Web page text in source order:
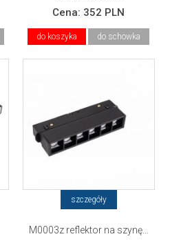
Cena: 352 PLN
do koszyka do schowka
szczegóły
M0003z reflektor na szynę...